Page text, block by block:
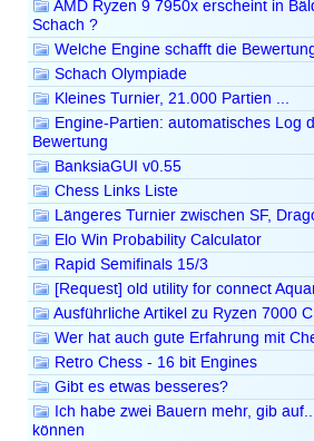
AMD Ryzen 9 7950x erscheint in
Schach ?
Welche Engine schafft die
Schach Olympiade
Kleines Turnier, 21.000 Partien ...
Engine-Partien: automatisches Log
Bewertung
BanksiaGUI v0.55
Chess Links Liste
Längeres Turnier zwischen SF,
Elo Win Probability Calculator
Rapid Semifinals 15/3
[Request] old utility for connect
Ausführliche Artikel zu Ryzen 7000
Wer hat auch gute Erfahrung mit
Retro Chess - 16 bit Engines
Gibt es etwas besseres?
Ich habe zwei Bauern mehr, gib
können